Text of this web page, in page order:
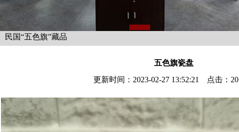
民国“五色旗”藏品
五色旗瓷盘
更新时间：2023-02-27 13:52:21 点击：